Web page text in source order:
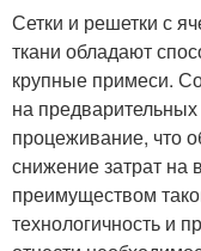
Сетки и решетки с
ткани обладают
крупные примеси.
на
процеживание, что
снижение затрат на
преимуществом
технологичность и